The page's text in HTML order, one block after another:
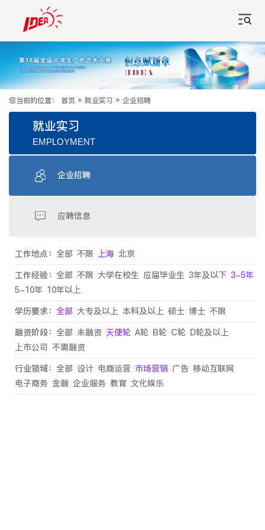
您当前的位置： 首页 » 就业实习 » 企业招聘
就业实习
EMPLOYMENT
企业招聘
应聘信息
工作地点： 全部 不限 上海 北京
工作经验： 全部 不限 大学在校生 应届毕业生 3年及以下 3-5年
5-10年 10年以上
学历要求： 全部 大专及以上 本科及以上 硕士 博士 不限
融资阶段： 全部 未融资 天使轮 A轮 B轮 C轮 D轮及以上
上市公司 不需融资
行业领域： 全部 设计 电商运营 市场营销 广告 移动互联网
电子商务 金融 企业服务 教育 文化娱乐